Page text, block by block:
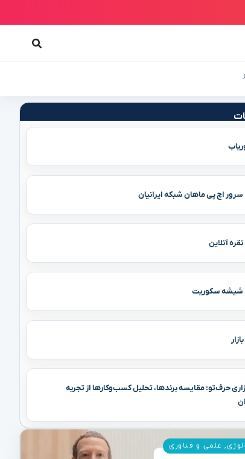
سرور اچ پی ماهان شبکه ایرانیان
آنلاین
شیشه سکوریت
حرف‌تو: مقایسه برندها، تحلیل کسب‌وکارها از تجربه
, علمی و فناوری